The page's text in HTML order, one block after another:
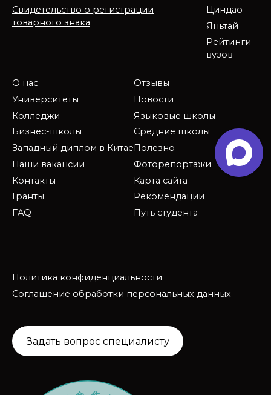
Свидетельство о регистрации
товарного знака
Циндао
Яньтай
Рейтинги
вузов
О нас
Университеты
Колледжи
Бизнес-школы
Западный диплом в Китае
Наши вакансии
Контакты
Гранты
FAQ
Отзывы
Новости
Языковые школы
Средние школы
Полезно
Фоторепортажи
Карта сайта
Рекомендации
Путь студента
Политика конфиденциальности
Соглашение обработки персональных данных
Задать вопрос специалисту